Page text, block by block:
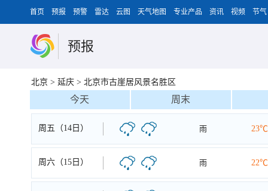
首页 预报 预警 雷达 云图 天气地图 专业产品 资讯 视频 节气
预报
北京 > 延庆 > 北京市古崖居风景名胜区
今天 周末
周五（14日） 雨 23℃
周六（15日） 雨 22℃